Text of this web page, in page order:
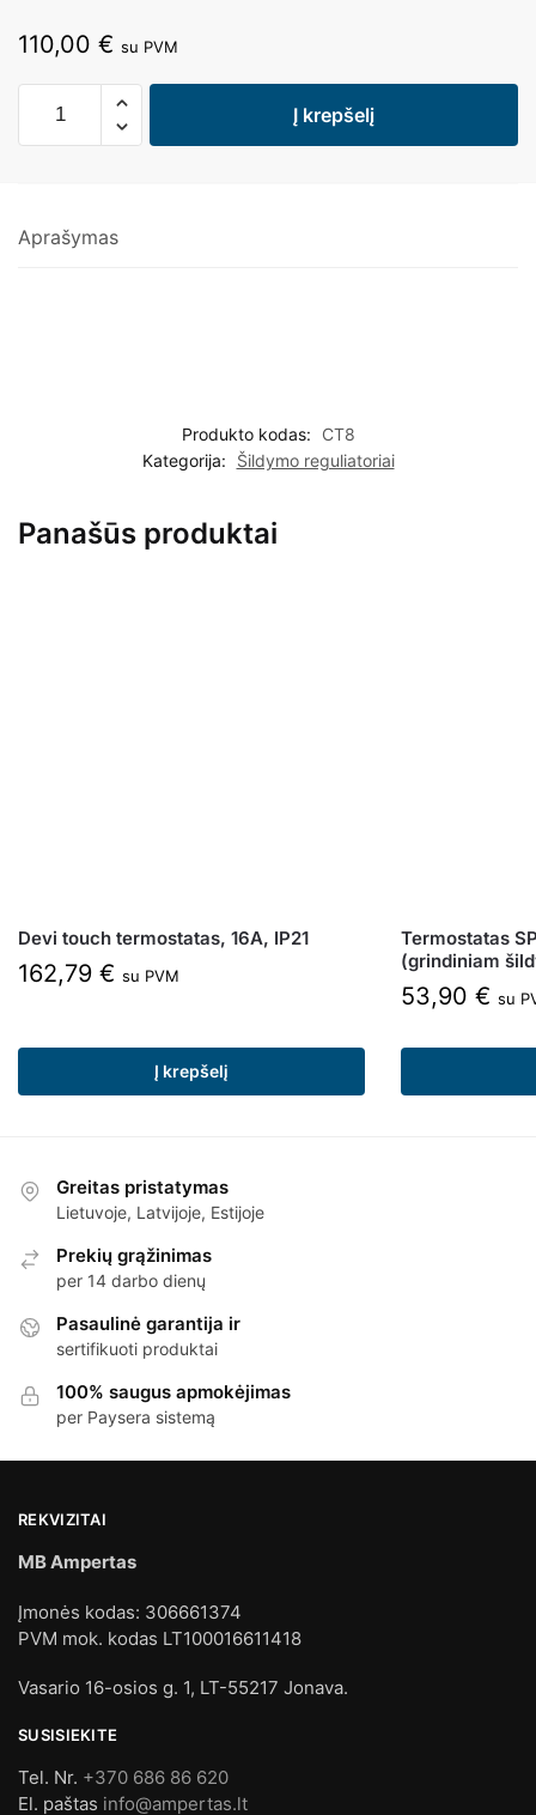
110,00 € su PVM
Į krepšelį
Aprašymas
Produkto kodas:
CT8
Kategorija:
Šildymo reguliatoriai
Panašūs produktai
Devi touch termostatas, 16A, IP21
162,79 € su PVM
Į krepšelį
Termostatas
(grindiniam
53,90 € su
Greitas pristatymas
Lietuvoje, Latvijoje, Estijoje
Prekių grąžinimas
per 14 darbo dienų
Pasaulinė garantija ir
sertifikuoti produktai
100% saugus apmokėjimas
per Paysera sistemą
REKVIZITAI
MB Ampertas
Įmonės kodas: 306661374
PVM mok. kodas LT100016611418
Vasario 16-osios g. 1, LT-55217 Jonava.
SUSISIEKITE
Tel. Nr. +370 686 86 620
El. paštas info@ampertas.lt